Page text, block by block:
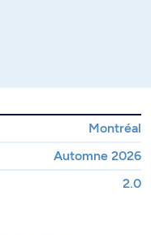
Montréal
Automne 2026
2.0